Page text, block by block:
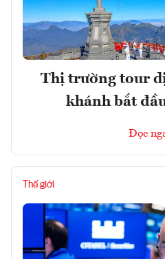
Thị trường tour
khánh bắt
Đọc
Thế giới